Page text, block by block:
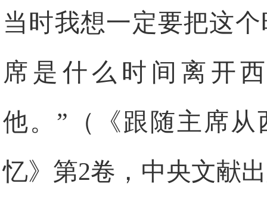
当时我想一定要把这
席是什么时间离开
他。”（《跟随主席
忆》第2卷，中央文献